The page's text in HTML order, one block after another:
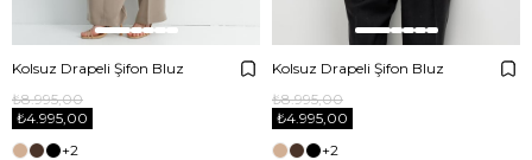
Kolsuz Drapeli Şifon Bluz
₺4.995,00
₺8.995,00
+2
Kolsuz Drapeli Şifon Bluz
₺4.995,00
₺8.995,00
+2